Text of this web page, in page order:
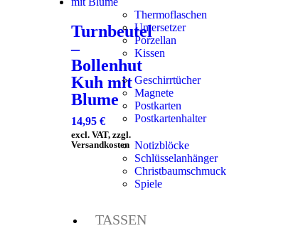
Thermoflaschen
Untersetzer
Porzellan
Kissen
Geschirrtücher
Magnete
Postkarten
Postkartenhalter
Notizblöcke
Schlüsselanhänger
Christbaumschmuck
Spiele
TASSEN
Turnbeutel
–
Bollenhut
Kuh mit
Blume
14,95 €
excl. VAT, zzgl.
Versandkosten